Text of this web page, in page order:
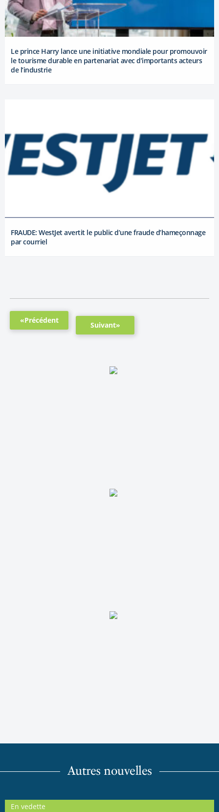
Le prince Harry lance une initiative mondiale pour promouvoir
le tourisme durable en partenariat avec d’importants acteurs
de l’industrie
FRAUDE: WestJet avertit le public d’une fraude d’hameçonnage
par courriel
«Précédent
Suivant»
Autres nouvelles
En vedette